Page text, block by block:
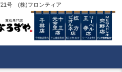
号 (株)フロンティア